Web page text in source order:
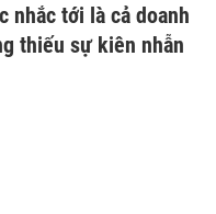
nhắc tới là cả doanh
thiếu sự kiên nhẫn